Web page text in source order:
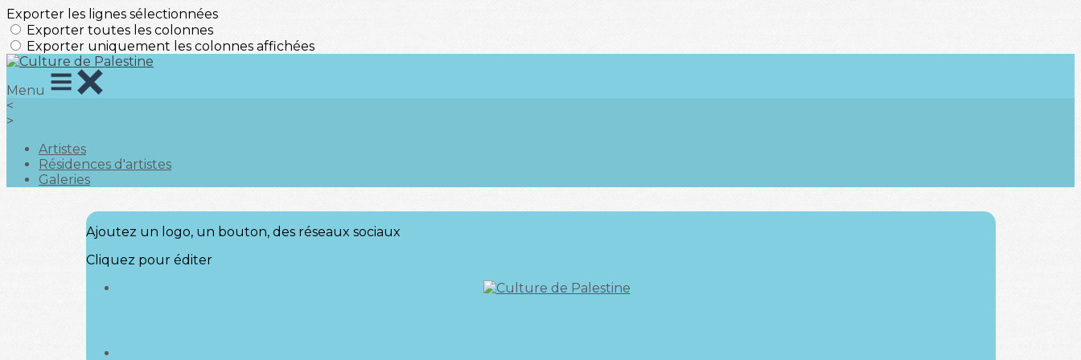
Exporter les lignes sélectionnées
Exporter toutes les colonnes
Exporter uniquement les colonnes affichées
Menu
<
>
Artistes
Résidences d'artistes
Galeries
Ajoutez un logo, un bouton, des réseaux sociaux
Cliquez pour éditer